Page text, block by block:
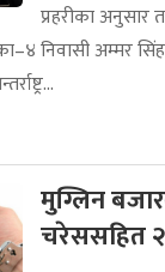
प्रहरीका अनुसार
निवासी अम्मर
मुग्लिन
चरेससहित २